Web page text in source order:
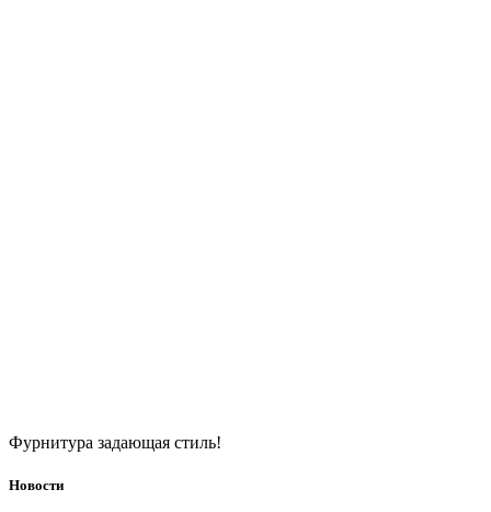
Фурнитура задающая стиль!
Новости